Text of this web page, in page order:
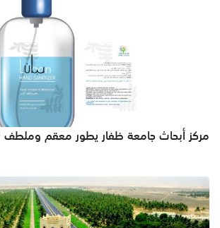
مركز أبحاث جامعة ظفار يطور معقم وملطف